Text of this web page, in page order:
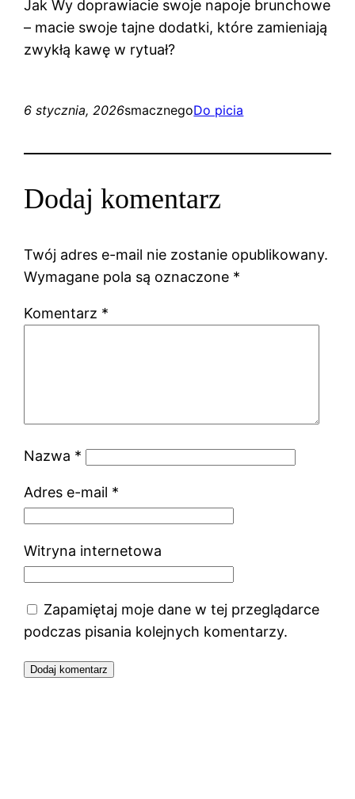
Jak Wy doprawiacie swoje napoje brunchowe
– macie swoje tajne dodatki, które zamieniają
zwykłą kawę w rytuał?
6 stycznia, 2026smacznegoDo picia
Dodaj komentarz
Twój adres e-mail nie zostanie opublikowany.
Wymagane pola są oznaczone *
Komentarz *
Nazwa *
Adres e-mail *
Witryna internetowa
Zapamiętaj moje dane w tej przeglądarce
podczas pisania kolejnych komentarzy.